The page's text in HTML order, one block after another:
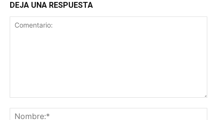
DEJA UNA RESPUESTA